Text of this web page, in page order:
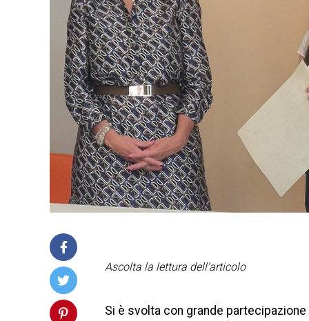
Ascolta la lettura dell'articolo
Si è svolta con grande